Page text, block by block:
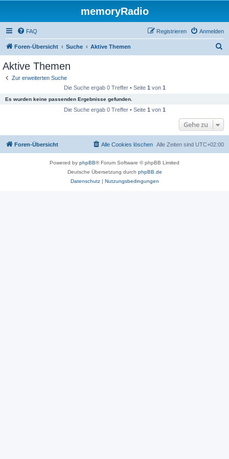
memoryRadio
FAQ Anmelden
Registrieren
Foren-Übersicht Suche Aktive Themen
Aktive Themen
Zur erweiterten Suche
Die Suche ergab 0 Treffer • Seite 1 von 1
Es wurden keine passenden Ergebnisse gefunden.
Die Suche ergab 0 Treffer • Seite 1 von 1
Gehe zu
Foren-Übersicht Alle Zeiten sind UTC+02:00
Alle Cookies löschen
Powered by phpBB® Forum Software © phpBB Limited
Deutsche Übersetzung durch phpBB.de
Datenschutz| Nutzungsbedingungen